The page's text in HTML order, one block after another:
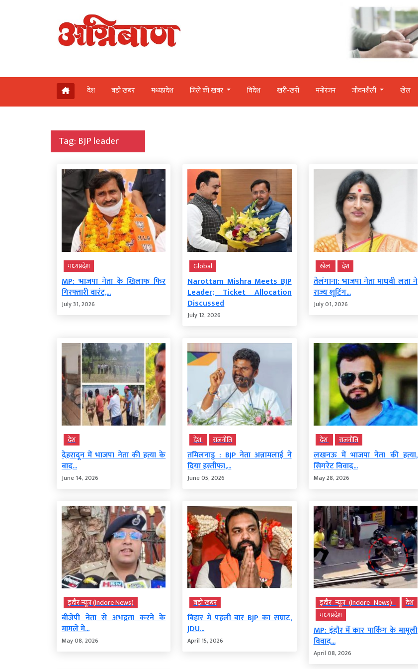
देश बड़ी खबर मध्‍यप्रदेश जिले की खबर विदेश खरी-खरी मनोरंजन जीवनशैली खेल
Tag: BJP leader
मध्‍यप्रदेश
MP: भाजपा नेता के खिलाफ फिर
गिरफ्तारी वारंट,...
July 31, 2026
Global
Narottam Mishra Meets BJP
Leader; Ticket Allocation
Discussed
July 12, 2026
खेल देश
तेलंगाना: भाजपा नेता माधवी लता ने
राज्य शूटिंग...
July 01, 2026
देश
देहरादून में भाजपा नेता की हत्या के
बाद...
June 14, 2026
देश राजनीति
तमिलनाडु : BJP नेता अन्नामलाई ने
दिया इस्तीफा,...
June 05, 2026
देश राजनीति
लखनऊ में भाजपा नेता की हत्या,
सिगरेट विवाद...
May 28, 2026
इंदौर न्यूज़ (Indore News)
बीजेपी नेता से अभद्रता करने के
मामले मे...
May 08, 2026
बड़ी खबर
बिहार में पहली बार BJP का सम्राट,
JDU...
April 15, 2026
इंदौर न्यूज़ (Indore News)
देश
मध्‍यप्रदेश
MP: इंदौर में कार पार्किंग के मामूली
विवाद...
April 08, 2026